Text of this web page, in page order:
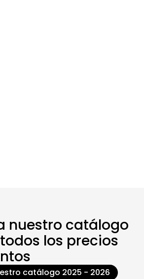
nuestro catálogo
los precios
catálogo 2025 - 2026